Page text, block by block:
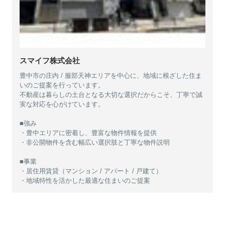
スマイフ株式会社
豊中市の庄内 / 服部天神エリアを中心に、地域に根ざした住ま
いのご提案を行っています。
不動産は暮らしの土台となる大切な選択だからこそ、丁寧で誠
実な対応を心がけています。
■強み
・豊中エリアに密着し、豊富な物件情報を提供
・非公開物件を含む幅広い選択肢と丁寧な物件説明
■事業
・居住用賃貸（マンション / アパート / 戸建て）
・地域特性を活かした最適な住まいのご提案